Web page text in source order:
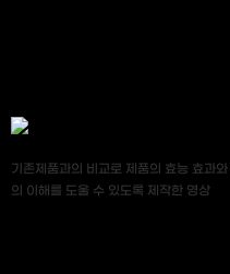
기존제품과의 비교로 제품의 효능 효과
의 이해를 도울 수 있도록 제작한 영상